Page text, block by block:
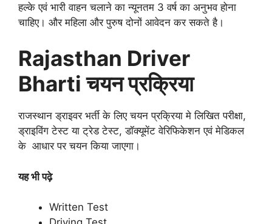
हल्के एवं भारी वाहन चलाने का न्यूनतम 3 वर्ष का अनुभव होना
चाहिए। और महिला और पुरुष दोनों आवेदन कर सकते है।
Rajasthan Driver
Bharti चयन प्रक्रिया
राजस्थान ड्राइवर भर्ती के लिए चयन प्रक्रिया मे लिखित परीक्षा,
ड्राइविंग टेस्ट या ट्रेड टेस्ट, डॉक्यूमेंट वेरिफिकेशन एवं मेडिकल
के आधार पर चयन किया जाएगा।
यह भी पढ़े
Written Test